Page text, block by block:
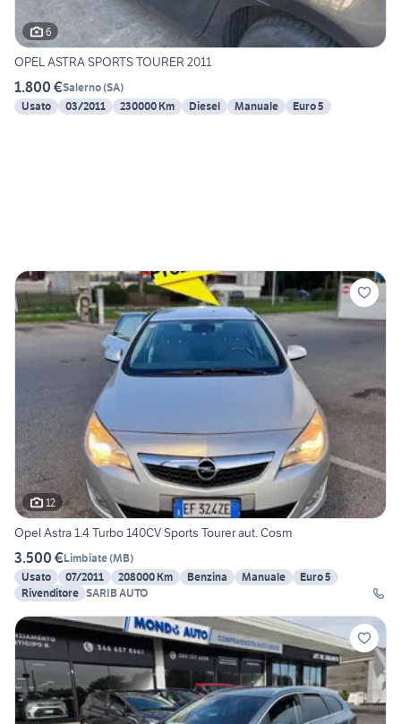
6
OPEL ASTRA SPORTS TOURER 2011
1.800 €Salerno(SA)
Usato
03/2011 230000 Km Diesel Manuale Euro 5
12
Opel Astra 1.4 Turbo 140CV Sports Tourer aut. Cosm
3.500 €Limbiate(MB)
Usato
07/2011 208000 Km Benzina Manuale
Euro 5
Rivenditore SARIB AUTO